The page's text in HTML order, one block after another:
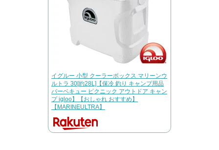
イグルー 小型 クーラーボックス マリーンウ
ルトラ 30[約28L]【保冷 釣り キャンプ用品
バーベキュー ピクニック アウトドア キャン
プ igloo】【おしゃれ おすすめ】
【MARINEULTRA】